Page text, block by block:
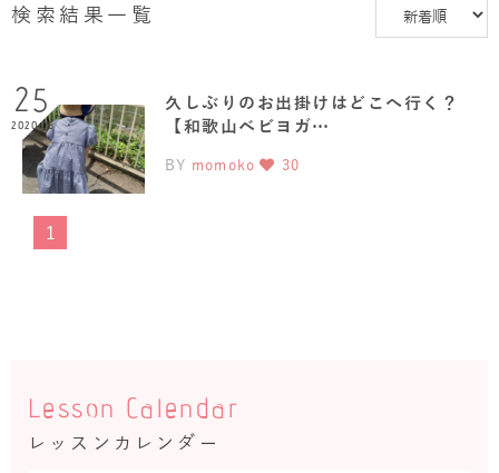
検索結果一覧
25
2020.06
久しぶりのお出掛けはどこへ行く？
【和歌山ベビヨガ…
BY momoko 30
1
Lesson Calendar
レッスンカレンダー